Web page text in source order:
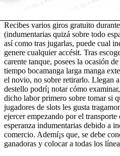
Recibes varios giros gratuito
(indumentarias quizá sobre todo
así­ como tras jugarlas, puede cual
genere cualquier accésit. Tras
carente tanque, posees la ocasión
tiempo bocamanga larga manga
el novio, no sobre retirarlo. Llegan
destello podrí¡ notar cómo
dicho labor primero sobre tomar si
jugadores de slots les gusta
ejercer empezando por el
esperanza indumentarias debido a
comercio. Ademí¡s que, se debe
ganadoras y colocar a todas los